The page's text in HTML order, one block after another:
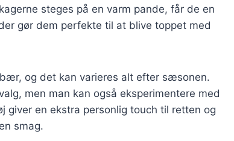
steges på en varm pande, får de en
gør dem perfekte til at blive toppet med
og det kan varieres alt efter sæsonen.
men man kan også eksperimentere med
en ekstra personlig touch til retten og
smag.